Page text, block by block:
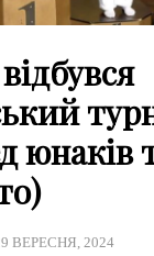
юнаків
ВЕРЕСНЯ, 2024